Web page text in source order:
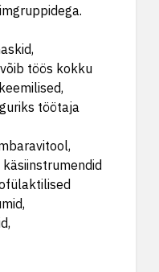
töös kokku
töötaja